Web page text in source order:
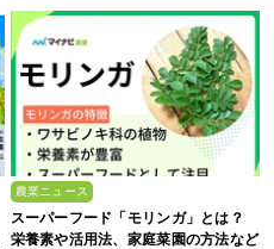
農業ニュース
スーパーフード「モリンガ」とは？
栄養素や活用法、家庭菜園の方法など